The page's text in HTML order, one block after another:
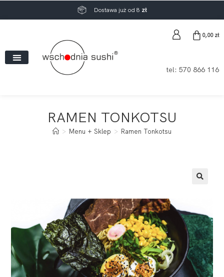
Dostawa już od 8 zł
0,00 zł
tel: 570 866 116
RAMEN TONKOTSU
> Menu + Sklep > Ramen Tonkotsu